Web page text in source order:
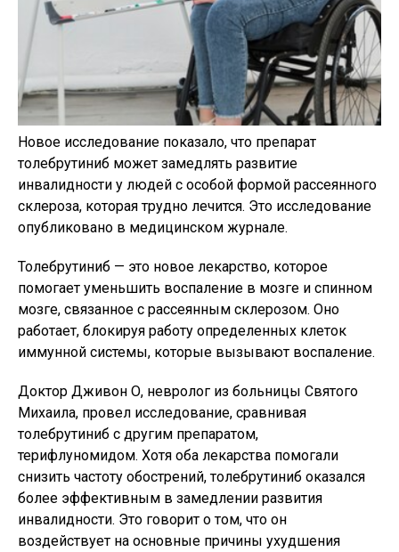
Новое исследование показало, что препарат
толебрутиниб может замедлять развитие
инвалидности у людей с особой формой рассеянного
склероза, которая трудно лечится. Это исследование
опубликовано в медицинском журнале.
Толебрутиниб — это новое лекарство, которое
помогает уменьшить воспаление в мозге и спинном
мозге, связанное с рассеянным склерозом. Оно
работает, блокируя работу определенных клеток
иммунной системы, которые вызывают воспаление.
Доктор Дживон О, невролог из больницы Святого
Михаила, провел исследование, сравнивая
толебрутиниб с другим препаратом,
терифлуномидом. Хотя оба лекарства помогали
снизить частоту обострений, толебрутиниб оказался
более эффективным в замедлении развития
инвалидности. Это говорит о том, что он
воздействует на основные причины ухудшения